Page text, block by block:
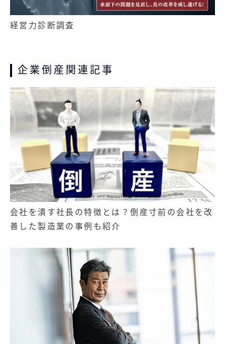
経営力診断調査
企業倒産関連記事
会社を潰す社長の特徴とは？倒産寸前の会社を改
善した製造業の事例も紹介